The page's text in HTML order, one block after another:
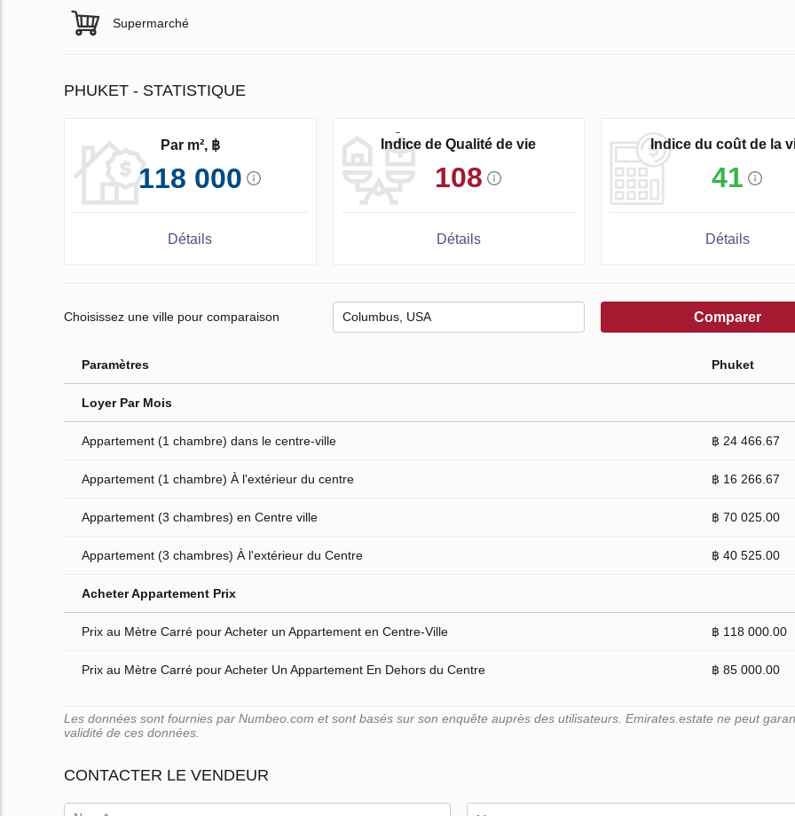
Supermarché
PHUKET - STATISTIQUE
Par m², ฿
118 000
Détails
Indice de Qualité de vie
108
Détails
Indice du coût de la
41
Détails
Choisissez une ville pour comparaison Comparer
Paramètres Phuket
Loyer Par Mois
Appartement (1 chambre) dans le centre-ville ฿ 24 466.67
Appartement (1 chambre) À l'extérieur du centre ฿ 16 266.67
Appartement (3 chambres) en Centre ville ฿ 70 025.00
Appartement (3 chambres) À l'extérieur du Centre ฿ 40 525.00
Acheter Appartement Prix
Prix au Mètre Carré pour Acheter un Appartement en Centre-Ville ฿ 118 000.00
Prix au Mètre Carré pour Acheter Un Appartement En Dehors du Centre ฿ 85 000.00
Les données sont fournies par Numbeo.com et sont basés sur son enquête auprès des utilisateurs. Emirates.estate ne peut
validité de ces données.
CONTACTER LE VENDEUR